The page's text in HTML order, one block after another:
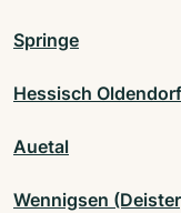
Springe
Hessisch Oldendorf
Auetal
Wennigsen